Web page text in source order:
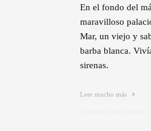
En el fondo del
maravilloso
Mar, un viejo y
barba blanca.
sirenas.
Leer mucho más